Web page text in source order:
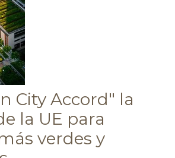
City Accord" la
la UE para
verdes y